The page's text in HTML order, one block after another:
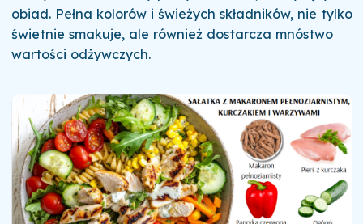
obiad. Pełna kolorów i świeżych składników, nie tylko
świetnie smakuje, ale również dostarcza mnóstwo
wartości odżywczych.